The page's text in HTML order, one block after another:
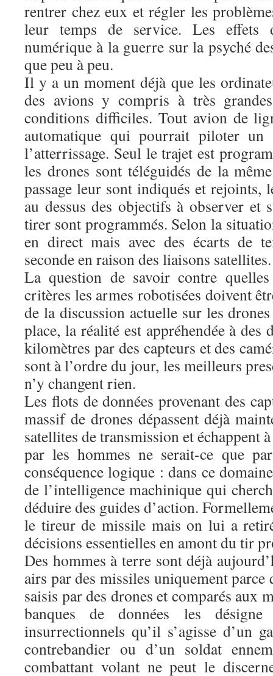
rentrer chez eux et régler les
leur temps de service. Les effets
numérique à la guerre sur la psyché
que peu à peu.
Il y a un moment déjà que les
des avions y compris à très
conditions difficiles. Tout avion de
automatique qui pourrait piloter un
l’atterrissage. Seul le trajet est
les drones sont téléguidés de la
passage leur sont indiqués et rejoints,
au dessus des objectifs à observer et
tirer sont programmés. Selon la
en direct mais avec des écarts de
seconde en raison des liaisons satellites.
La question de savoir contre
critères les armes robotisées doivent
de la discussion actuelle sur les
place, la réalité est appréhendée à des
kilomètres par des capteurs et des
sont à l’ordre du jour, les meilleurs
n’y changent rien.
Les flots de données provenant des
massif de drones dépassent déjà
satellites de transmission et échappent
par les hommes ne serait-ce que
conséquence logique : dans ce
de l’intelligence machinique qui
déduire des guides d’action.
le tireur de missile mais on lui a
décisions essentielles en amont du tir
Des hommes à terre sont déjà
airs par des missiles uniquement parce
saisis par des drones et comparés aux
banques de données les désigne
insurrectionnels qu’il s’agisse d’un
contrebandier ou d’un soldat
combattant volant ne peut le